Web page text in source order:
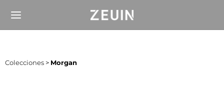
Colecciones > Morgan